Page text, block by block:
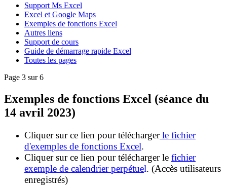
Support Ms Excel
Excel et Google Maps
Exemples de fonctions Excel
Autres liens
Support de cours
Guide de démarrage rapide Excel
Toutes les pages
Page 3 sur 6
Exemples de fonctions Excel (séance du
14 avril 2023)
Cliquer sur ce lien pour téléchargerle fichier
d'exemples de fonctions Excel.
Cliquer sur ce lien pour télécharger le fichier
exemple de calendrier perpétuel. (Accès utilisateurs
enregistrés)